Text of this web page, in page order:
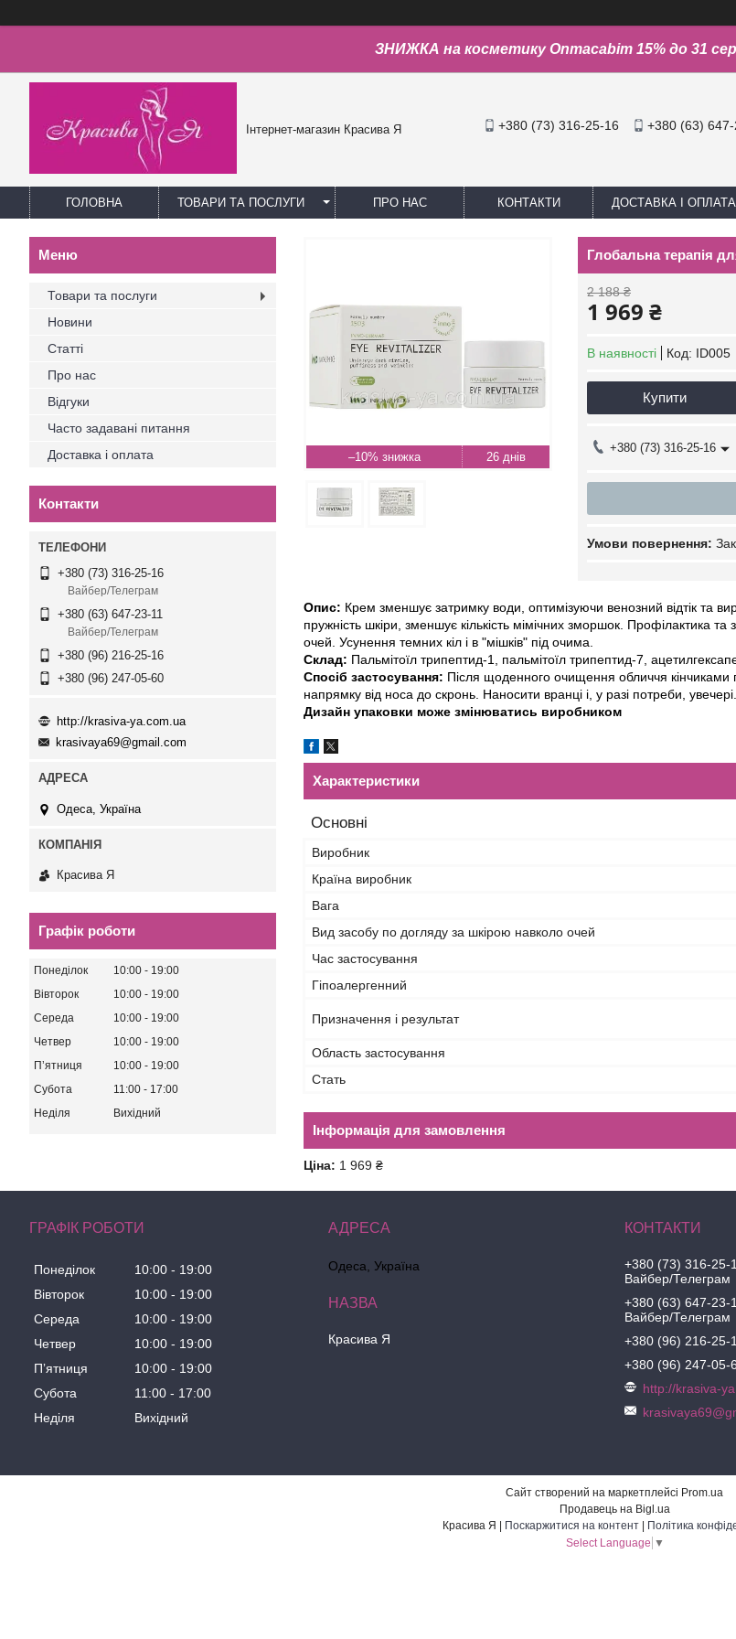
ЗНИЖКА на косметику Onmacabim 15% до 31
Інтернет-магазин Красива Я +380 (73) 316-25-16 +380 (63)
ГОЛОВНА ТОВАРИ ТА ПОСЛУГИ ПРО НАС КОНТАКТИ ДОСТАВКА І ОПЛАТА
–10% 26 днів
Глобальна терапія
2 188 ₴
1 969 ₴
В наявності Код: ID005
Купити
+380 (73) 316-25-16
Опис: Крем зменшує затримку води, оптимізуючи венозний відтік та
пружність шкіри, зменшує кількість мімічних зморшок. Профілактика
очей. Усунення темних кіл і в "мішків" під очима.
Склад: Пальмітоїл трипептид-1, пальмітоїл трипептид-7,
Спосіб застосування: Після щоденного очищення обличчя кінчиками
напрямку від носа до скронь. Наносити вранці і, у разі потреби,
Дизайн упаковки може змінюватись виробником
Характеристики
Основні
Виробник
Країна виробник
Вага
Вид засобу по догляду за шкірою навколо очей
Час застосування
Гіпоалергенний
Призначення і результат
Область застосування
Стать
Інформація для замовлення
Ціна: 1 969 ₴
Товари та послуги
Новини
Статті
Про нас
Відгуки
Часто задавані питання
Доставка і оплата
Контакти
+380 (73) 316-25-16
Вайбер/Телеграм
+380 (63) 647-23-11
Вайбер/Телеграм
+380 (96) 216-25-16
+380 (96) 247-05-60
http://krasiva-ya.com.ua
krasivaya69@gmail.com
Одеса, Україна
Красива Я
Графік роботи
Понеділок 10:00
19:00
Вівторок
10:00
19:00
Середа
10:00
19:00
Четвер
10:00
19:00
Пʼятниця
10:00
19:00
Субота
11:00
17:00
Неділя
Вихідний
ГРАФІК РОБОТИ
Понеділок 10:00
19:00
Вівторок
10:00
19:00
Середа
10:00
19:00
Четвер
10:00
19:00
Пʼятниця
10:00
19:00
Субота
11:00
17:00
Неділя
Вихідний
Одеса, Україна
Красива Я
+380 (73) 316-25-
Вайбер/Телеграм
+380 (63) 647-23-
Вайбер/Телеграм
+380 (96) 216-25-
+380 (96) 247-05-
http://krasiva-
Сайт створений на маркетплейсі Prom.ua
Продавець на Bigl.ua
Поскаржитися на контент
Політика
Select Language ▼